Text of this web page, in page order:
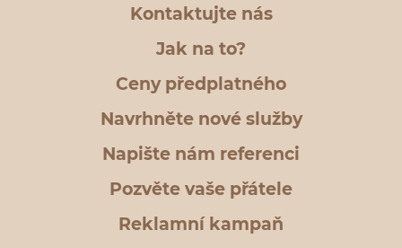
Kontaktujte nás
Jak na to?
Ceny předplatného
Navrhněte nové služby
Napište nám referenci
Pozvěte vaše přátele
Reklamní kampaň